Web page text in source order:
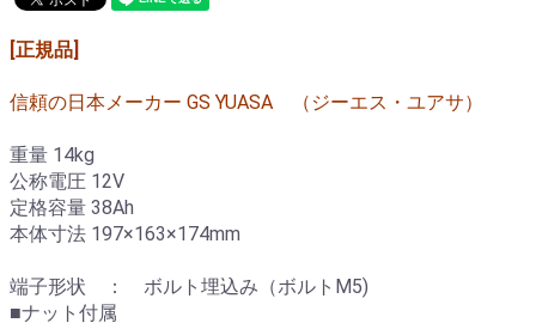
[正規品]
信頼の日本メーカー GS YUASA （ジーエス・ユアサ）
重量 14kg
公称電圧 12V
定格容量 38Ah
本体寸法 197×163×174mm
端子形状 ： ボルト埋込み（ボルトM5)
■ナット付属